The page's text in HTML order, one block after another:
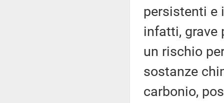
persistenti e
infatti, grave
un rischio
sostanze
carbonio,